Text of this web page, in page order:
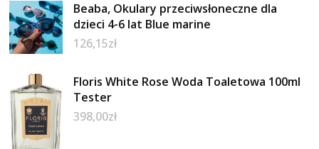
Beaba, Okulary przeciwsłoneczne dla
dzieci 4-6 lat Blue marine
126,15zł
Floris White Rose Woda Toaletowa 100ml
Tester
398,00zł